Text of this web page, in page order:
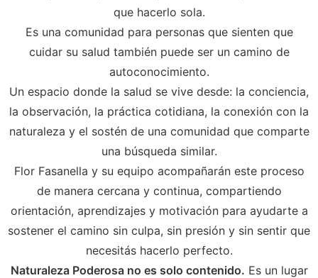
que hacerlo sola.
Es una comunidad para personas que sienten que
cuidar su salud también puede ser un camino de
autoconocimiento.
Un espacio donde la salud se vive desde: la conciencia,
la observación, la práctica cotidiana, la conexión con la
naturaleza y el sostén de una comunidad que comparte
una búsqueda similar.
Flor Fasanella y su equipo acompañarán este proceso
de manera cercana y continua, compartiendo
orientación, aprendizajes y motivación para ayudarte a
sostener el camino sin culpa, sin presión y sin sentir que
necesitás hacerlo perfecto.
Naturaleza Poderosa no es solo contenido. Es un lugar